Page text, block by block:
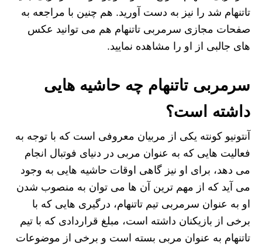
تاتنهام شد را نیز به دست آورید. هم چنین با مراجعه به
صفحات مجازی سرمربی تاتنهام هم می‌ توانید عکس‌
های جالبی از او را مشاهده نمایید.
سرمربی تاتنهام چه حاشیه هایی
داشته است؟
آنتونیو کونته یکی از مربیان معروفی است که با توجه به
فعالیت هایی که به عنوان مربی در دنیای فوتبال انجام
می‌ دهد، برای او نیز گاهی اوقات حاشیه‌ هایی به وجود
می‌ آید که از مهم‌ ترین آن ها می‌ توان به منصوب شدن
او به عنوان سرمربی تیم تاتنهام، درگیری‌ هایی که با
برخی از بازیکنان داشته است، مبلغ قراردادی که با تیم
تاتنهام به عنوان مربی بسته است و برخی از موضوعات